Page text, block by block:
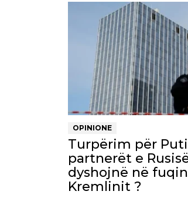
OPINIONE
Turpërim për
partnerët e
dyshojnë në
Kremlinit ?